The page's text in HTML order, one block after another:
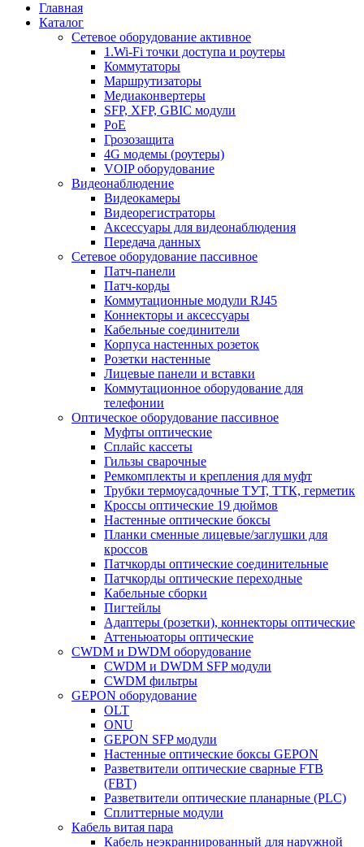
Главная
Каталог
Сетевое оборудование активное
1.Wi-Fi точки доступа и роутеры
Коммутаторы
Маршрутизаторы
Медиаконвертеры
SFP, XFP, GBIC модули
PoE
Грозозащита
4G модемы (роутеры)
VOIP оборудование
Видеонаблюдение
Видеокамеры
Видеорегистраторы
Аксессуары для видеонаблюдения
Передача данных
Сетевое оборудование пассивное
Патч-панели
Патч-корды
Коммутационные модули RJ45
Коннекторы и аксессуары
Кабельные соединители
Корпуса настенных розеток
Розетки настенные
Лицевые панели и вставки
Коммутационное оборудование для
телефонии
Оптическое оборудование пассивное
Муфты оптические
Сплайс кассеты
Гильзы сварочные
Ремкомплекты и крепления для муфт
Трубки термоусадочные ТУТ, ТТК, герметик
Кроссы оптические 19 дюймов
Настенные оптические боксы
Планки сменные лицевые/заглушки для
кроссов
Патчкорды оптические соединительные
Патчкорды оптические переходные
Кабельные сборки
Пигтейлы
Адаптеры (розетки), коннекторы оптические
Аттеньюаторы оптические
CWDM и DWDM оборудование
CWDM и DWDM SFP модули
CWDM фильтры
GEPON оборудование
OLT
ONU
GEPON SFP модули
Настенные оптические боксы GEPON
Разветвители оптические сварные FTB
(FBT)
Разветвители оптические планарные (PLC)
Сплиттерные модули
Кабель витая пара
Кабель неэкраннированный для наружной